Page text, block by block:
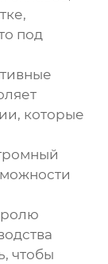
под
которые
чтобы